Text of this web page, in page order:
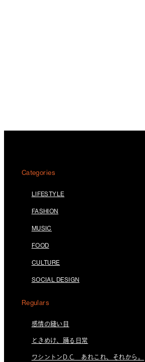
Categories
LIFESTYLE
FASHION
MUSIC
FOOD
CULTURE
SOCIAL DESIGN
Regulars
感情の縫い目
ときめけ、踊る日常
ワシントンD.C. あれこれ、それから。